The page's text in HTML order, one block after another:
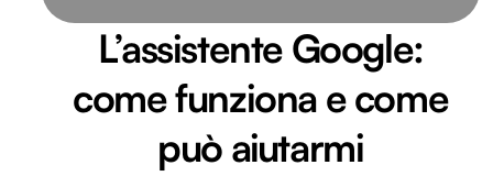
L’assistente Google:
come funziona e come
può aiutarmi